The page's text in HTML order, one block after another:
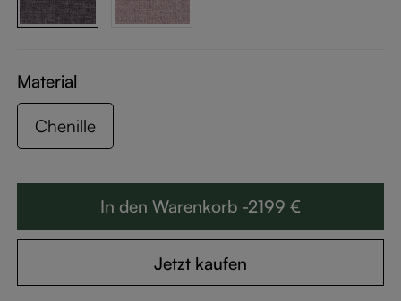
Material
Chenille
In den Warenkorb -2199 €
Jetzt kaufen